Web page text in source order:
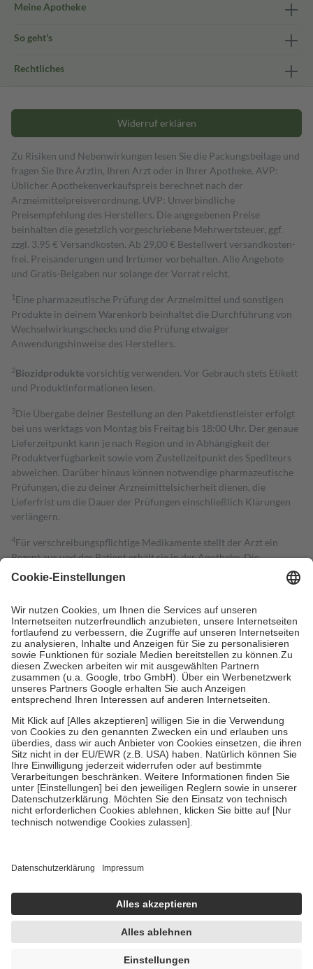
Meine Apotheke
So geht's
Rechtliches
Widerruf erklären
Zu Risiken und Nebenwirkungen lesen Sie die Packungsbeilage und
fragen Sie Ihre Ärztin, Ihren Arzt oder in Ihrer Apotheke. AVP:
Üblicher Apothekenverkaufspreis berechnet nach der
Arzneimittelpreisverordnung. UVP: Unverbindliche
Preisempfehlung des Herstellers. Die angegebenen Preise
beinhalten die gesetzlich vorgeschriebene Mehrwertsteuer, ggf.
zzgl. 3,95 € Versandkosten. Ab 29,00 € Bestell­wert versand­kosten­
frei. Preisänderungen und Irrtümer vorbehalten. Alle Angebote
und Gratis-Beigaben nur solange der Vorrat reicht.
1 Eine pharmazeutische Prüfung der Arzneimittel und sonstigen
Produkte in deinem Warenkorb beinhaltet die Durchführung von
Wechselwirkungschecks und die Prüfung etwaiger
Anwendungshinweise des Herstellers.
2Biozidproduktevorsichtig verwenden. Vor Gebrauch stets Etikett
und Produktinformationen lesen.
3Die Übergabe deiner Bestellung an den Paketdienstleister erfolgt
bei uns werktags von Montag bis Freitag bis 18:00 Uhr. Der genaue
Lieferzeitpunkt kann je nach Region und in Abhängigkeit der
Produktverfügbarkeit sowie vom Zustellzeitpunkt des Spediteurs
abweichen. Darüber hinaus können notwendige pharmazeutische
Prüfungen, die zu deiner Arzneimittelsicherheit dienen, die
Lieferfrist um die Dauer der Prüfungen einschließlich Klärungen
verlängern.
4Für verschreibungspflichtige Medikamente stellt der Arzt ein
Rezept aus und der Patient erhält sie in der Apotheke. Die
gesetzliche Krankenversicherung übernimmt in der Regel die
Kosten dafür, der Versicherte trägt einen Teil davon als Zuzahlung
Grundsätzlich leisten Mitglieder Zuzahlungen in Höhe von zehn
Prozent des Abgabepreises,mindestens jedochfünf Euround
höchstens zehn Euro.Es sind jedoch nie mehr als die tatsächlichen
Kosten der Leistung zu entrichten.
Diese Regeln gelten grundsätzlich auch für Online-Apotheken.
Bei Heilmitteln und häuslicher Krankenpflege beträgt die
Zuzahlung zehn Prozent der Kosten sowie zehn Euro je
Verordnung.
Um das Engagement der Versicherten für ihre eigene Gesundheit zu
stärken und die besondere Stellung der Familie zu unterstützen,
fallenkeine Zuzahlungenan bei:
• Kindern und Jugendlichen bis zum vollendeten 18. Lebensjahr
mit Ausnahme der Fahrkosten
• Untersuchungen zur Vorsorge und Früherkennung, die von der
GKV getragen werden
Einholung von Bewertungen. Trusted Shops hat Maßnahmen
getroffen, um sicherzustellen, dass es sich um echte Bewertungen
handelt. Mehr Informationen findest du hier:
https://help.etrusted.com/hc/de/articles/4419944605341